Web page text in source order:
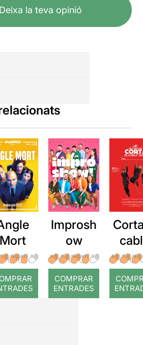
Deixa la teva opinió
Mort
Improsh
ow
COMPRAR
ENTRADES